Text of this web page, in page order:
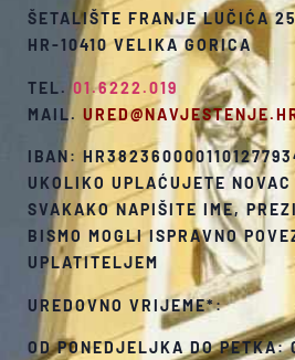
ŠETALIŠTE FRANJE LUČIĆA 25
HR-10410 VELIKA GORICA
TEL.01.6222.019
MAIL.
IBAN:
UKOLIKO UPLAĆUJETE
SVAKAKO NAPIŠITE IME,
BISMO MOGLI ISPRAVNO
UPLATITELJEM
UREDOVNO VRIJEME*:
OD PONEDJELJKA DO